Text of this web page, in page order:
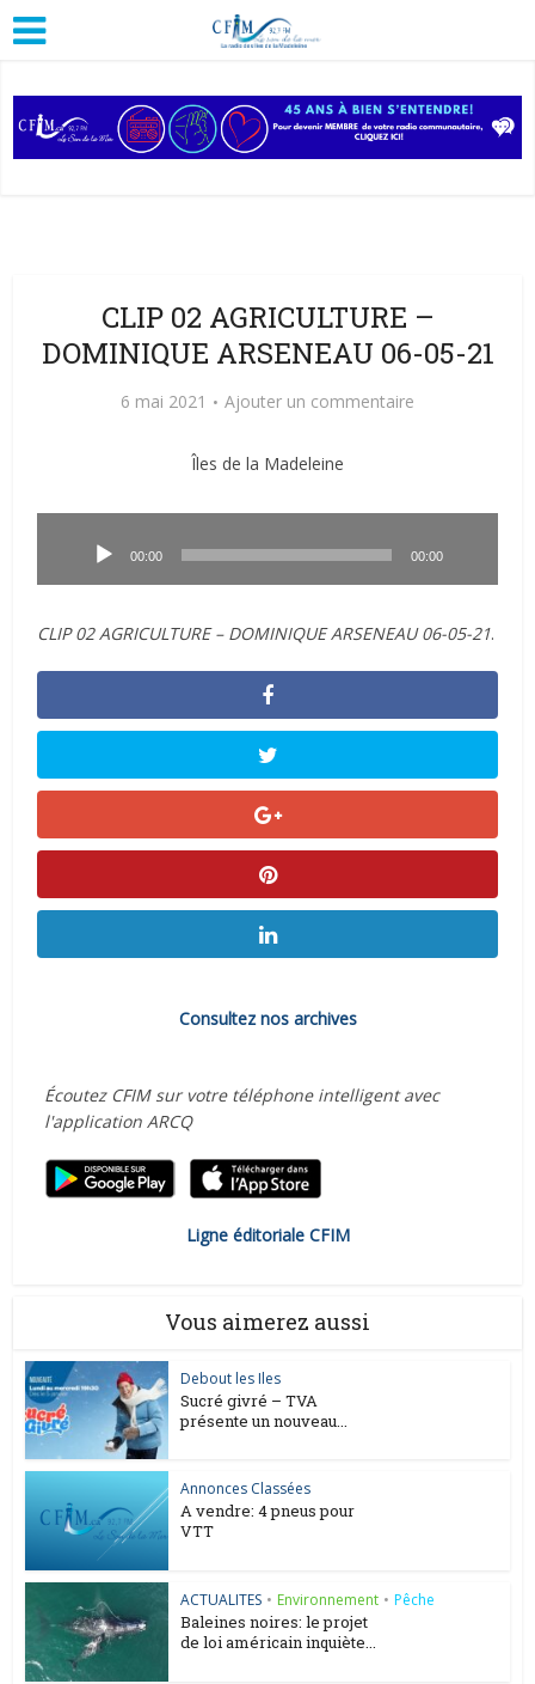
CLIP 02 AGRICULTURE –
DOMINIQUE ARSENEAU 06-05-21
6 mai 2021 Ajouter un commentaire
Îles de la Madeleine
00:00 00:00
CLIP 02 AGRICULTURE – DOMINIQUE ARSENEAU 06-05-21.
Consultez nos archives
Écoutez CFIM sur votre téléphone intelligent avec
l'application ARCQ
Ligne éditoriale CFIM
Vous aimerez aussi
Debout les Iles
Sucré givré – TVA
présente un nouveau...
Annonces Classées
A vendre: 4 pneus pour
VTT
ACTUALITES • Environnement • Pêche
Baleines noires: le projet
de loi américain inquiète...